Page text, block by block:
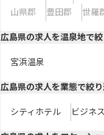
山県郡
豊田郡 世羅
広島県の求人を温泉地で
宮浜温泉
広島県の求人を業態で絞
シティホテル ビジネ